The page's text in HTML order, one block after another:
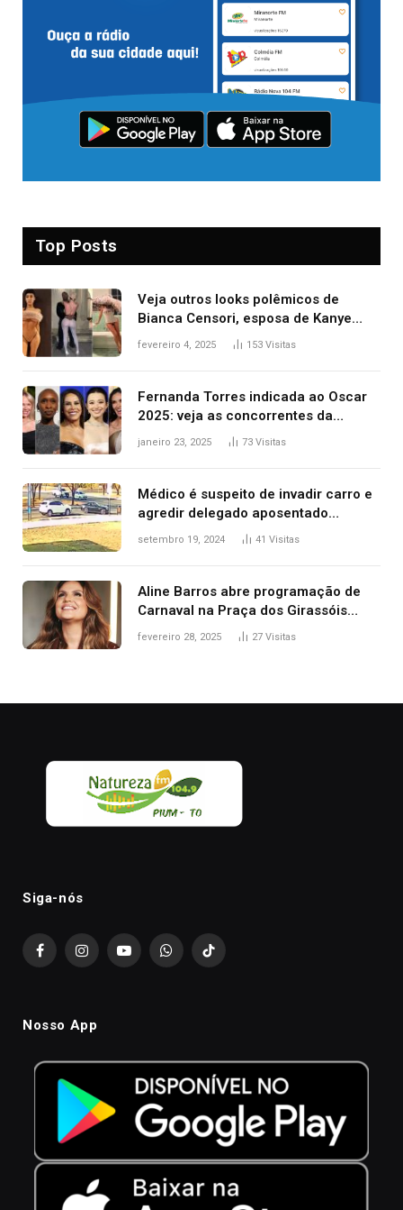
Top Posts
Veja outros looks polêmicos de
Bianca Censori, esposa de Kanye
West que apareceu nua no Grammy
fevereiro 4, 2025 153 Visitas
Fernanda Torres indicada ao Oscar
2025: veja as concorrentes da
brasileira a melhor atriz
janeiro 23, 2025 73 Visitas
Médico é suspeito de invadir carro e
agredir delegado aposentado
durante confusão no trânsito
setembro 19, 2024 41 Visitas
Aline Barros abre programação de
Carnaval na Praça dos Girassóis
nesta sexta-feira, em Palmas
fevereiro 28, 2025 27 Visitas
Siga-nós
FacebookInstagramYouTubeWhatsAppTikTok
Nosso App